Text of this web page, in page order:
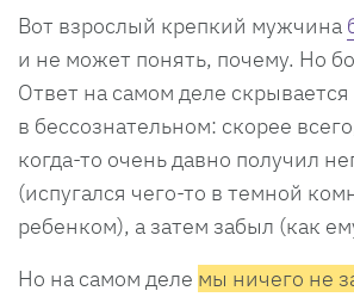
Вот взрослый крепкий мужчина
и не может понять, почему. Но
Ответ на самом деле скрывается
в бессознательном: скорее
когда-то очень давно получил
(испугался чего-то в темной
ребенком), а затем забыл (как
Но на самом деле мы ничего не